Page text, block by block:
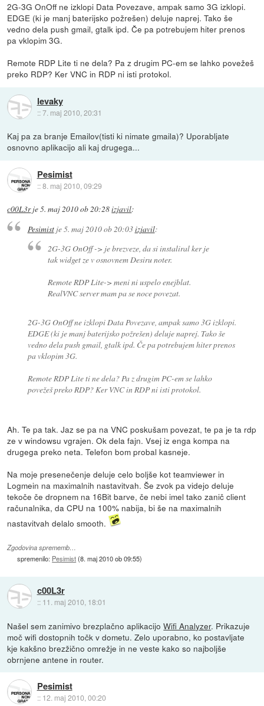
2G-3G OnOff ne izklopi Data Povezave, ampak samo 3G izklopi.
EDGE (ki je manj baterijsko požrešen) deluje naprej. Tako še
vedno dela push gmail, gtalk ipd. Če pa potrebujem hiter prenos
pa vklopim 3G.
Remote RDP Lite ti ne dela? Pa z drugim PC-em se lahko povežeš
preko RDP? Ker VNC in RDP ni isti protokol.
levaky
::7. maj 2010, 20:31
Kaj pa za branje Emailov(tisti ki nimate gmaila)? Uporabljate
osnovno aplikacijo ali kaj drugega...
Pesimist
::8. maj 2010, 09:29
c00L3rje5. maj 2010 ob 20:28izjavil:
Pesimistje5. maj 2010 ob 20:03izjavil:
2G-3G OnOff -> je brezveze, da si instaliral ker je
tak widget ze v osnovnem Desiru noter.
Remote RDP Lite-> meni ni uspelo enejblat.
RealVNC server mam pa se noce povezat.
2G-3G OnOff ne izklopi Data Povezave, ampak samo 3G izklopi.
EDGE (ki je manj baterijsko požrešen) deluje naprej. Tako še
vedno dela push gmail, gtalk ipd. Če pa potrebujem hiter prenos
pa vklopim 3G.
Remote RDP Lite ti ne dela? Pa z drugim PC-em se lahko
povežeš preko RDP? Ker VNC in RDP ni isti protokol.
Ah. Te pa tak. Jaz se pa na VNC poskušam povezat, te pa je ta rdp
ze v windowsu vgrajen. Ok dela fajn. Vsej iz enga kompa na
drugega preko neta. Telefon bom probal kasneje.
Na moje presenečenje deluje celo boljše kot teamviewer in
Logmein na maximalnih nastavitvah. Še zvok pa videjo deluje
tekoče če dropnem na 16Bit barve, če nebi imel tako zanič client
računalnika, da CPU na 100% nabija, bi še na maximalnih
nastavitvah delalo smooth.
Zgodovina sprememb…
spremenilo: Pesimist(8. maj 2010 ob 09:55)
c00L3r
:: 11. maj 2010, 18:01
Našel sem zanimivo brezplačno aplikacijoWifi Analyzer. Prikazuje
moč wifi dostopnih točk v dometu. Zelo uporabno, ko postavljate
kje kakšno brezžično omrežje in ne veste kako so najboljše
obrnjene antene in router.
Pesimist
:: 12. maj 2010, 00:20